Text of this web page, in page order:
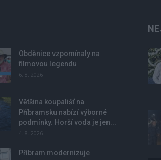
Obděnice vzpomínaly na
filmovou legendu
6. 8. 2026
Většina koupališť na
Příbramsku nabízí výborné
podmínky. Horší voda je jen...
4. 8. 2026
Příbram modernizuje